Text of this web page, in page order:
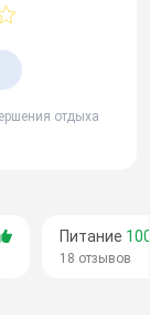
Питание
18 отзывов
отдыха